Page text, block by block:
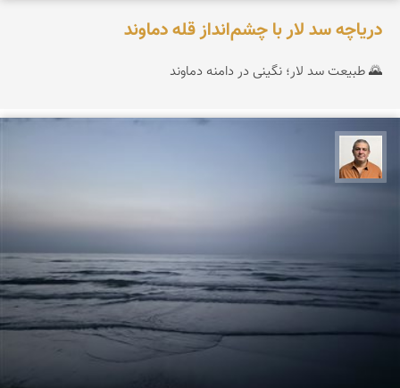
دریاچه سد لار با چشم‌انداز قله دماوند
🌄 طبیعت سد لار؛ نگینی در دامنه دماوند